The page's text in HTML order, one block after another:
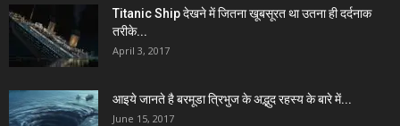
Titanic Ship देखने में जितना खूबसूरत था उतना ही दर्दनाक
तरीके...
April 3, 2017
आइये जानते है बरमूडा त्रिभुज के अद्भुद रहस्य के बारे में...
June 15, 2017